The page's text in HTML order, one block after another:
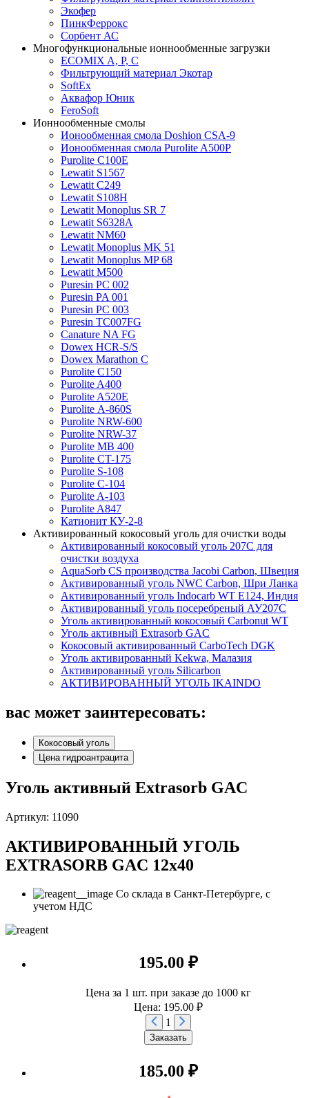
Экофер
ПинкФеррокс
Сорбент АС
Многофункциональные ионнообменные загрузки
ECOMIX A, P, C
Фильтрующий материал Экотар
SoftEx
Аквафор Юник
FeroSoft
Ионнообменные смолы
Ионообменная смола Doshion CSA-9
Ионообменная смола Purolite A500P
Purolite C100E
Lewatit S1567
Lewatit С249
Lewatit S108H
Lewatit Monoplus SR 7
Lewatit S6328A
Lewatit NM60
Lewatit Monoplus MK 51
Lewatit Monoplus MP 68
Lewatit М500
Puresin PC 002
Puresin PA 001
Puresin PC 003
Puresin TC007FG
Canature NA FG
Dowex HCR-S/S
Dowex Marathon C
Purolite C150
Purolite A400
Purolite A520E
Purolite А-860S
Purolite NRW-600
Purolite NRW-37
Purolite MB 400
Purolite CT-175
Purolite S-108
Purolite C-104
Purolite A-103
Purolite A847
Катионит КУ-2-8
Активированный кокосовый уголь для очистки воды
Активированный кокосовый уголь 207C для
очистки воздуха
AquaSorb CS производства Jacobi Carbon, Швеция
Активированный уголь NWC Carbon, Шри Ланка
Активированный уголь Indocarb WT E124, Индия
Активированный уголь посеребреный АУ207С
Уголь активированный кокосовый Carbonut WT
Уголь активный Extrasorb GAС
Кокосовый активированный CarboTech DGK
Уголь активированный Kekwa, Малазия
Активированный уголь Silicarbon
АКТИВИРОВАННЫЙ УГОЛЬ IKAINDO
вас может заинтересовать:
Кокосовый уголь
Цена гидроантрацита
Уголь активный Extrasorb GAС
Артикул: 11090
АКТИВИРОВАННЫЙ УГОЛЬ
EXTRASORB GAC 12х40
Со склада в Санкт-Петербурге, с
учетом НДС
195.00 ₽
Цена за 1 шт. при заказе до 1000 кг
Цена: 195.00 ₽
1
Заказать
185.00 ₽